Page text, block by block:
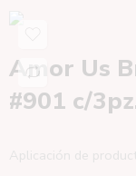
Amor Us
#901 c/